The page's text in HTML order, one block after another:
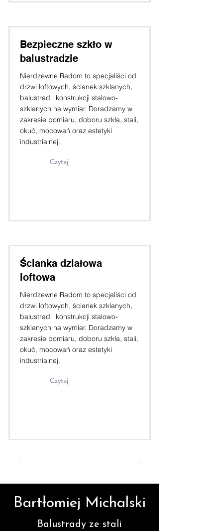
Bezpieczne szkło w
balustradzie
Nierdzewne Radom to specjaliści od
drzwi loftowych, ścianek szklanych,
balustrad i konstrukcji stalowo-
szklanych na wymiar. Doradzamy w
zakresie pomiaru, doboru szkła, stali,
okuć, mocowań oraz estetyki
industrialnej.
Czytaj
Ścianka działowa
loftowa
Nierdzewne Radom to specjaliści od
drzwi loftowych, ścianek szklanych,
balustrad i konstrukcji stalowo-
szklanych na wymiar. Doradzamy w
zakresie pomiaru, doboru szkła, stali,
okuć, mocowań oraz estetyki
industrialnej.
Czytaj
Bartłomiej Michalski
Balustrady ze stali